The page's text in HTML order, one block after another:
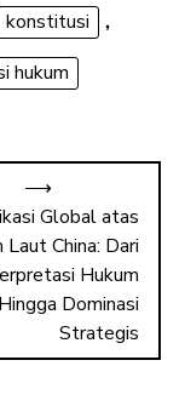
konstitusi
,
hukum
Global atas
Laut China: Dari
Hukum
Hingga Dominasi
Strategis
⟶